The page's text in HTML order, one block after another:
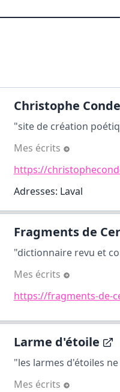
Christophe
"site de création
Mes écrits
https://
Adresses: Laval
Fragments de
"dictionnaire revu et
Mes écrits
https://fragments-de-
Larme d'étoile
"les larmes d'étoiles
Mes écrits